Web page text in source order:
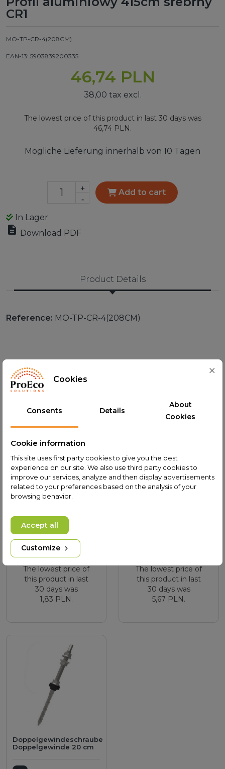
CR1
MO-TP-CR-4(208CM)
EAN-13: 5903839200335
46,74 PLN
38,00 tax excl.
The lowest price of this product in last 30 days was
46,74 PLN.
Mögliche Lieferung innerhalb von 10 Tagen
+
Add to cart
In Lager
 Download PDF
Product Details
Reference: MO-TP-CR-4(208CM)
Customers who bought this
product also bought:
Add to cart
1,83 PLN
The lowest price of
this product in last
30 days was
1,83 PLN.
The lowest price of
this product in last
30 days was
5,67 PLN.
Doppelgewindeschraube
Doppelgewinde 20 cm
Cookies
Consents Details
About
Cookies
Cookie information
This site uses first party cookies to give you the best
experience on our site. We also use third party cookies to
improve our services, analyze and then display advertisements
related to your preferences based on the analysis of your
browsing behavior.
Customize
Accept all